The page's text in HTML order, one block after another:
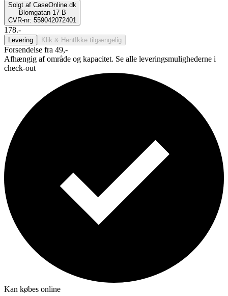
Solgt af CaseOnline.dk
Blomgatan 17 B
CVR-nr: 559042072401
178.-
Levering Klik & Hent Ikke tilgængelig
Forsendelse fra 49,-
Afhængig af område og kapacitet. Se alle leveringsmulighederne i
check-out
Kan købes online